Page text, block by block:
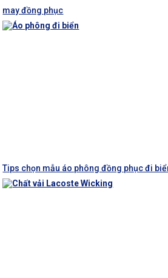
may đồng phục
Tips chọn mẫu áo phông đồng phục đi